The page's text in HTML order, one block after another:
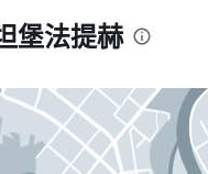
堡法提赫